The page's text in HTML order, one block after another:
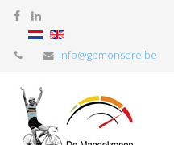
info@gpmonsere.be